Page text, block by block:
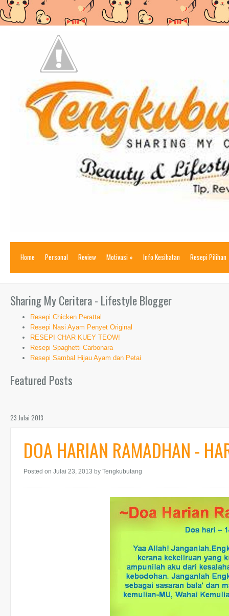
Home Personal Review Motivasi » Info Kesihatan Resepi Pilihan
Sharing My Ceritera - Lifestyle Blogger
Resepi Chicken Perattal
Resepi Nasi Ayam Penyet Original
RESEPI CHAR KUEY TEOW!
Resepi Spaghetti Carbonara
Resepi Sambal Hijau Ayam dan Petai
Featured Posts
23 Julai 2013
DOA HARIAN RAMADHAN -
Posted on Julai 23, 2013 by Tengkubutang